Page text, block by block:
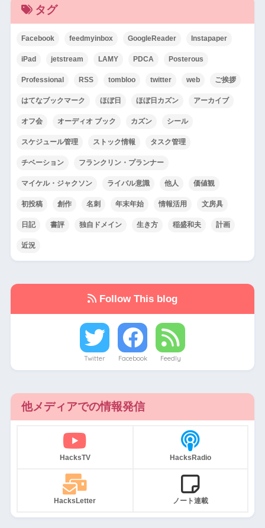
タグ
Facebook feedmyinbox GoogleReader Instapaper
iPad jetstream LAMY PDCA Posterous
Professional RSS tombloo twitter web ご挨拶
はてなブックマーク ほぼ日 ほぼ日カズン アーカイブ
オフ会 オーディオ ブック カズン シール
スケジュール管理 ストック情報 タスク管理
チベーション フランクリン・プランナー
マイケル・ジャクソン ライバル意識 他人 価値観
初投稿 創作 名刺 年末年始 情報活用 文房具
日記 書評 独自ドメイン 生き方 稲盛和夫 計画
近況
Follow This blog
Twitter Facebook Feedly
他メディアでの情報発信
HacksTV HacksRadio
HacksLetter ノート連載